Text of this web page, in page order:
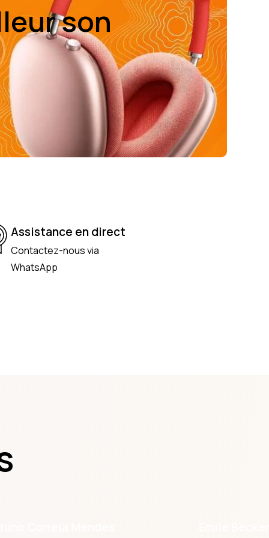
son
Assistance en direct
Contactez-nous via
WhatsApp